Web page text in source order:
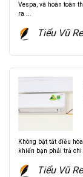
Vespa, và hoàn toàn
ra ...
Tiểu Vũ
Không bật tắt điều
khiến bạn phải trả
Tiểu Vũ